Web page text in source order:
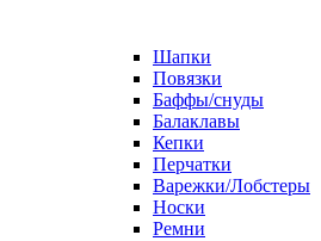
Шапки
Повязки
Баффы/снуды
Балаклавы
Кепки
Перчатки
Варежки/Лобстеры
Носки
Ремни